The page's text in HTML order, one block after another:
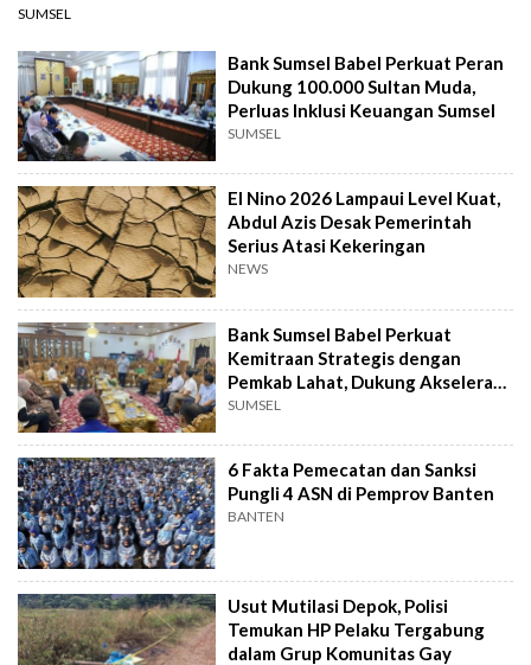
SUMSEL
Bank Sumsel Babel Perkuat Peran
Dukung 100.000 Sultan Muda,
Perluas Inklusi Keuangan Sumsel
SUMSEL
El Nino 2026 Lampaui Level Kuat,
Abdul Azis Desak Pemerintah
Serius Atasi Kekeringan
NEWS
Bank Sumsel Babel Perkuat
Kemitraan Strategis dengan
Pemkab Lahat, Dukung Akselerasi
Ekonomi Daerah
SUMSEL
6 Fakta Pemecatan dan Sanksi
Pungli 4 ASN di Pemprov Banten
BANTEN
Usut Mutilasi Depok, Polisi
Temukan HP Pelaku Tergabung
dalam Grup Komunitas Gay